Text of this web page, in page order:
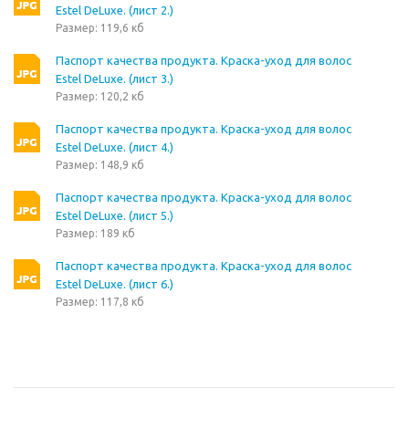
Estel DeLuxe. (лист 2.)
Размер: 119,6 кб
Паспорт качества продукта. Краска-уход для волос
Estel DeLuxe. (лист 3.)
Размер: 120,2 кб
Паспорт качества продукта. Краска-уход для волос
Estel DeLuxe. (лист 4.)
Размер: 148,9 кб
Паспорт качества продукта. Краска-уход для волос
Estel DeLuxe. (лист 5.)
Размер: 189 кб
Паспорт качества продукта. Краска-уход для волос
Estel DeLuxe. (лист 6.)
Размер: 117,8 кб